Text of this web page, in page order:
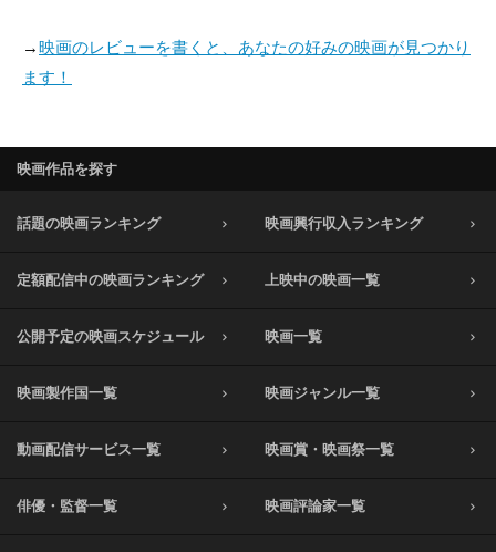
→映画のレビューを書くと、あなたの好みの映画が見つかり
ます！
映画作品を探す
話題の映画ランキング 映画興行収入ランキング
定額配信中の映画ランキング 上映中の映画一覧
公開予定の映画スケジュール 映画一覧
映画製作国一覧 映画ジャンル一覧
動画配信サービス一覧 映画賞・映画祭一覧
俳優・監督一覧 映画評論家一覧